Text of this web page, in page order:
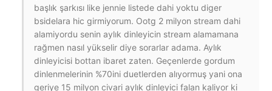
başlık şarkısı like jennie listede dahi yoktu diger
bsidelara hic girmiyorum. Ootg 2 milyon stream dahi
alamiyordu senin aylık dinleyicin stream alamamana
rağmen nasıl yükselir diye sorarlar adama. Aylık
dinleyicisi bottan ibaret zaten. Geçenlerde gordum
dinlenmelerinin %70ini duetlerden alıyormuş yani ona
geriye 15 milyon civari aylık dinleyici falan kaliyor ki